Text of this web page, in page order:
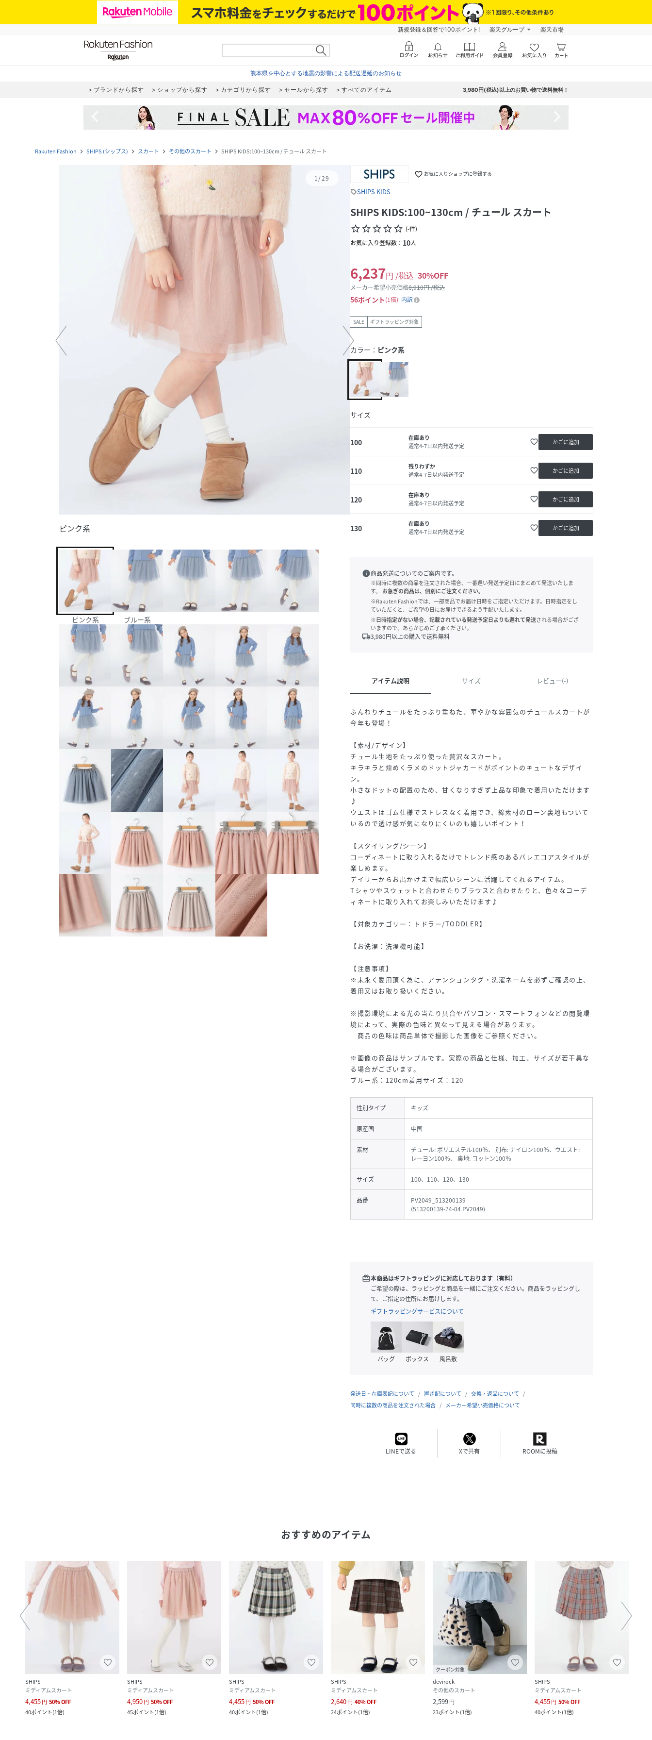
新規登録＆回答で100ポイント! 楽天グループ 楽天市場
熊本県を中心とする地震の影響による配送遅延のお知らせ
ブランドから探す ショップから探す カテゴリから探す セールから探す すべてのアイテム 3,980円(税込)以上のお買い物で送料無料！
Rakuten Fashion navigate_next SHIPS (シップス) navigate_next スカート navigate_next その他のスカート navigate_next SHIPS KIDS:100~130cm / チュール スカート
1/29
ピンク系
ピンク系 ブルー系
favorite_border お気に入りショップに登録する
sellSHIPS KIDS
SHIPS KIDS:100~130cm / チュール スカート
star_borderstar_borderstar_borderstar_borderstar_border (-件)
お気に入り登録数： 10人
6,237円 /税込 30%OFF
メーカー希望小売価格8,910円 /税込
56ポイント 1倍 内訳
SALE ギフトラッピング対象
カラー： ピンク系
サイズ
100
在庫あり
通常4-7日以内発送予定
favorite_border かごに追加
110
残りわずか
通常4-7日以内発送予定
favorite_border かごに追加
120
在庫あり
通常4-7日以内発送予定
favorite_border かごに追加
130
在庫あり
通常4-7日以内発送予定
favorite_border かごに追加
info商品発送についてのご案内です。
※同時に複数の商品を注文された場合、一番遅い発送予定日にまとめて発送いたしま
す。
お急ぎの商品は、個別にご注文ください。
※Rakuten Fashionでは、一部商品でお届け日時をご指定いただけます。日時指定をし
ていただくと、ご希望の日にお届けできるよう手配いたします。
※日時指定がない場合、記載されている発送予定日よりも遅れて発送される場合がござ
いますので、あらかじめご了承ください。
local_shipping3,980円以上の購入で送料無料
アイテム説明 サイズ レビュー(-)
ふんわりチュールをたっぷり重ねた、華やかな雰囲気のチュールスカートが
今年も登場！
【素材/デザイン】
チュール生地をたっぷり使った贅沢なスカート。
キラキラと煌めくラメのドットジャカードがポイントのキュートなデザイ
ン。
小さなドットの配置のため、甘くなりすぎず上品な印象で着用いただけます
♪
ウエストはゴム仕様でストレスなく着用でき、綿素材のローン裏地もついて
いるので透け感が気になりにくいのも嬉しいポイント！
【スタイリング/シーン】
コーディネートに取り入れるだけでトレンド感のあるバレエコアスタイルが
楽しめます。
デイリーからお出かけまで幅広いシーンに活躍してくれるアイテム。
Tシャツやスウェットと合わせたりブラウスと合わせたりと、色々なコーデ
ィネートに取り入れてお楽しみいただけます♪
【対象カテゴリー：トドラー/TODDLER】
【お洗濯：洗濯機可能】
【注意事項】
※末永く愛用頂く為に、アテンションタグ・洗濯ネームを必ずご確認の上、
着用又はお取り扱いください。
※撮影環境による光の当たり具合やパソコン・スマートフォンなどの閲覧環
境によって、実際の色味と異なって見える場合があります。
商品の色味は商品単体で撮影した画像をご参照ください。
※画像の商品はサンプルです。実際の商品と仕様、加工、サイズが若干異な
る場合がございます。
ブルー系：120cm着用サイズ：120
性別タイプ キッズ
原産国 中国
素材
チュール: ポリエステル100％、 別布: ナイロン100％、ウエスト:
レーヨン100％、 裏地: コットン100％
サイズ 100、110、120、130
品番
PV2049_513200139
(513200139-74-04 PV2049)
redeem本商品はギフトラッピングに対応しております（有料）
ご希望の際は、ラッピングと商品を一緒にご注文ください。商品をラッピングし
て、ご指定の住所にお届けします。
ギフトラッピングサービスについて
バッグ ボックス 風呂敷
発送日・在庫表記について 置き配について
交換・返品について
同時に複数の商品を注文された場合
メーカー希望小売価格について
LINEで送る Xで共有 ROOMに投稿
おすすめのアイテム
SHIPS
ミディアムスカート
4,455円 50%OFF
40ポイント(1倍)
SHIPS
ミディアムスカート
4,950円 50%OFF
45ポイント(1倍)
SHIPS
ミディアムスカート
4,455円 50%OFF
40ポイント(1倍)
SHIPS
ミディアムスカート
2,640円 40%OFF
24ポイント(1倍)
クーポン対象
devirock
その他のスカート
2,599円
23ポイント(1倍)
SHIPS
ミディアムスカート
4,455円 50%OFF
40ポイント(1倍)